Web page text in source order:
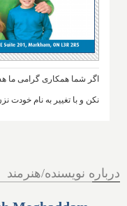
اگر شما همکاری گرامی ما
نکن و با تغییر به نام
درباره نویسنده/هنرمند